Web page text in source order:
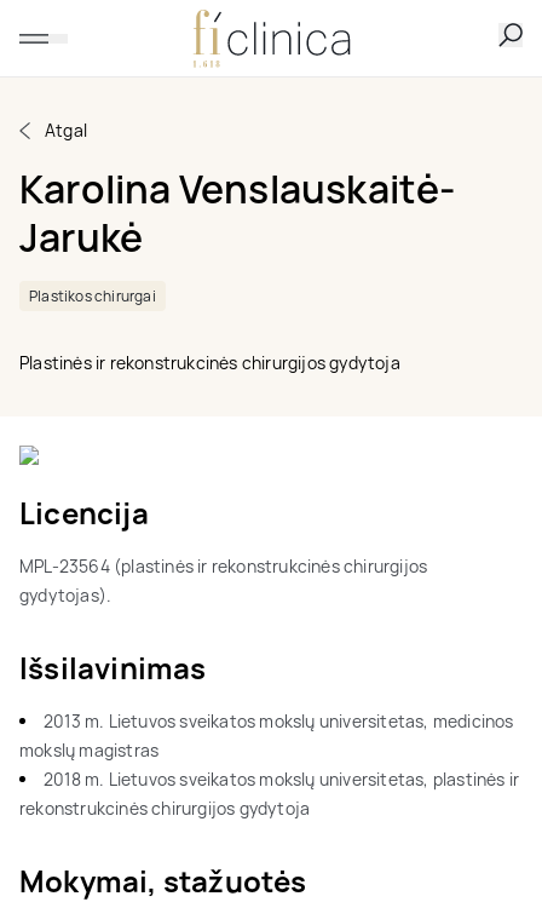
Atgal
Karolina Venslauskaitė-
Jarukė
Plastikos chirurgai
Plastinės ir rekonstrukcinės chirurgijos gydytoja
Licencija
MPL-23564 (plastinės ir rekonstrukcinės chirurgijos
gydytojas).
Išsilavinimas
2013 m. Lietuvos sveikatos mokslų universitetas, medicinos
mokslų magistras
2018 m. Lietuvos sveikatos mokslų universitetas, plastinės ir
rekonstrukcinės chirurgijos gydytoja
Mokymai, stažuotės